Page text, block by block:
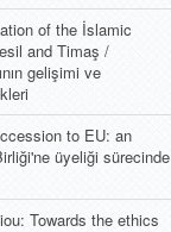
of the İslamic
and Timaş /
gelişimi ve
to EU: an
üyeliği sürecinde
Towards the ethics